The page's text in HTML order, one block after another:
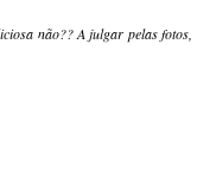
não?? A julgar pelas fotos,